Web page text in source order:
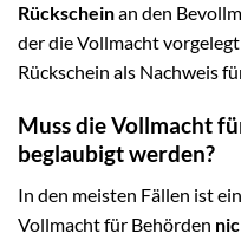
Rückscheinan den
der die Vollmacht
Rückschein als Nachweis
Muss die Vollmacht
beglaubigt werden?
In den meisten Fällen ist
Vollmacht für Behörden